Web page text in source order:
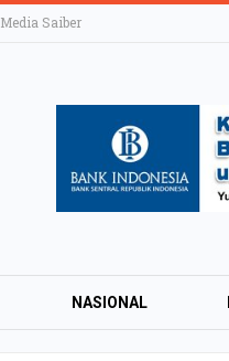
Saiber
NASIONAL